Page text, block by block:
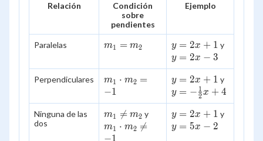
Relación
Condición
sobre
pendientes
Ejemplo
Paralelas
m_1
m_2
m1 = m2 y=2x+1
y = 2x + 1 yy=2x-
y = 2x − 3
Perpendiculares
m_1
\cdot
m_2
= -1
m1 ⋅ m2 =
−1
y=2x+1
y = 2x + 1 yy=-
\frac{1}
{2}x+4
y = − 2
1 x + 4
Ninguna de las
dos
m_1
\ne
m_2
m1 
= m2 y
\cdot
m1 ⋅ m2 
=
y=2x+1
y = 2x + 1 yy=5x-
y = 5x − 2